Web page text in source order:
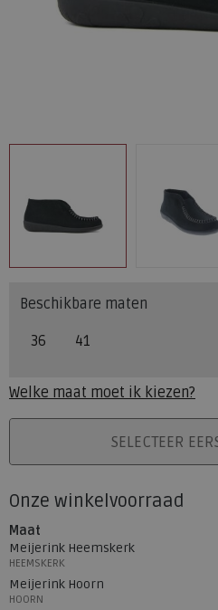
Beschikbare maten
36 41
Welke maat moet ik kiezen?
PLAATS IN WINKELMAND
SELECTEER
Onze winkelvoorraad
Maat
Meijerink Heemskerk
HEEMSKERK
Meijerink Hoorn
HOORN